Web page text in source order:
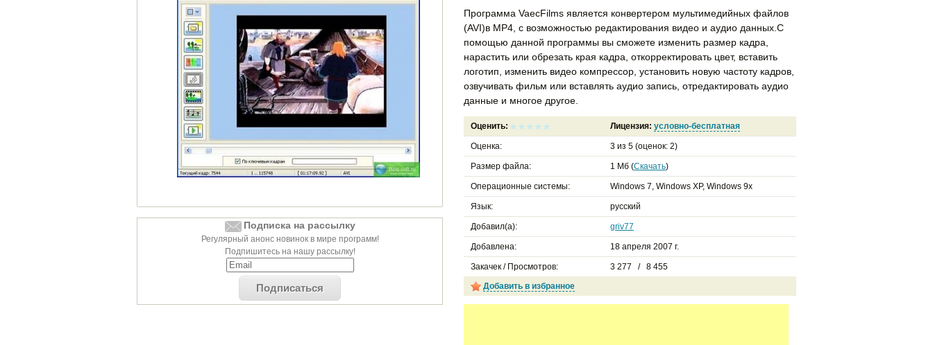
Подписка на рассылку
Регулярный анонс новинок в мире программ!
Подпишитесь на нашу рассылку!
Подписаться
Программа VaecFilms является конвертером мультимедийных файлов
(AVI)в MP4, с возможностью редактирования видео и аудио данных.С
помощью данной программы вы сможете изменить размер кадра,
нарастить или обрезать края кадра, откорректировать цвет, вставить
логотип, изменить видео компрессор, установить новую частоту кадров,
озвучивать фильм или вставлять аудио запись, отредактировать аудио
данные и многое другое.
Оценить: Лицензия: условно-бесплатная
Оценка: 3 из 5 (оценок: 2)
Размер файла: 1 Мб (Скачать)
Операционные системы: Windows 7, Windows XP, Windows 9x
Язык: русский
Добавил(а): griv77
Добавлена: 18 апреля 2007 г.
Закачек / Просмотров:
3 277 / 8 455
Добавить в избранное